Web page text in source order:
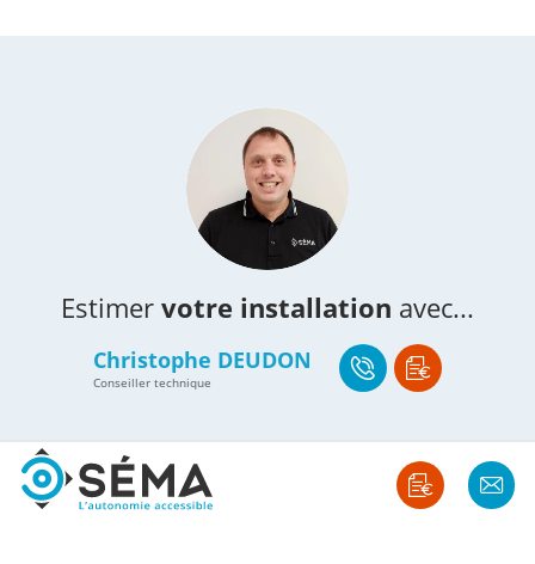
Estimer votre installation avec...
Christophe DEUDON
Conseiller technique